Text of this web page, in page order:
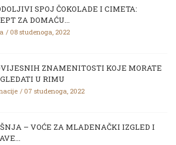
SPOJ ČOKOLADE I CIMETA:
ZA DOMAĆU...
08 studenoga, 2022
ZNAMENITOSTI KOJE MORATE
U RIMU
07 studenoga, 2022
– VOĆE ZA MLADENAČKI IZGLED I